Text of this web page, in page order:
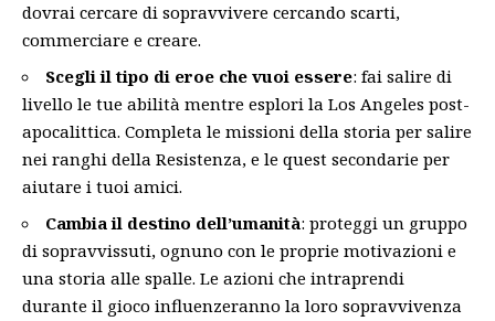
dovrai cercare di sopravvivere cercando scarti,
commerciare e creare.
Scegli il tipo di eroe che vuoi essere: fai salire di
livello le tue abilità mentre esplori la Los Angeles post-
apocalittica. Completa le missioni della storia per salire
nei ranghi della Resistenza, e le quest secondarie per
aiutare i tuoi amici.
Cambia il destino dell’umanità: proteggi un gruppo
di sopravvissuti, ognuno con le proprie motivazioni e
una storia alle spalle. Le azioni che intraprendi
durante il gioco influenzeranno la loro sopravvivenza